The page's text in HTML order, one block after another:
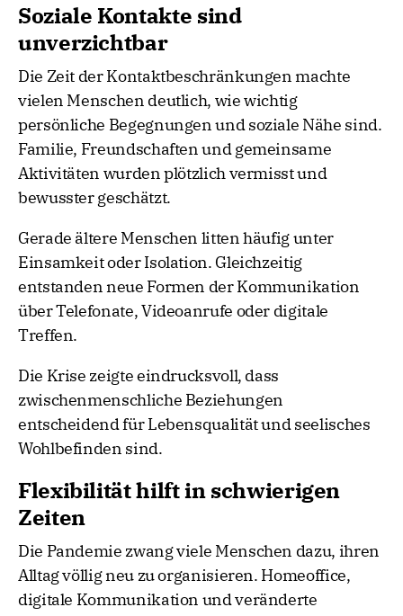
Soziale Kontakte sind
unverzichtbar
Die Zeit der Kontaktbeschränkungen machte
vielen Menschen deutlich, wie wichtig
persönliche Begegnungen und soziale Nähe sind.
Familie, Freundschaften und gemeinsame
Aktivitäten wurden plötzlich vermisst und
bewusster geschätzt.
Gerade ältere Menschen litten häufig unter
Einsamkeit oder Isolation. Gleichzeitig
entstanden neue Formen der Kommunikation
über Telefonate, Videoanrufe oder digitale
Treffen.
Die Krise zeigte eindrucksvoll, dass
zwischenmenschliche Beziehungen
entscheidend für Lebensqualität und seelisches
Wohlbefinden sind.
Flexibilität hilft in schwierigen
Zeiten
Die Pandemie zwang viele Menschen dazu, ihren
Alltag völlig neu zu organisieren. Homeoffice,
digitale Kommunikation und veränderte